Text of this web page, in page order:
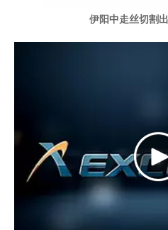
伊阳中走丝切割